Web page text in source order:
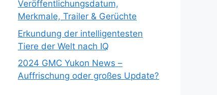
Veröffentlichungsdatum,
Merkmale, Trailer & Gerüchte
Erkundung der intelligentesten
Tiere der Welt nach IQ
2024 GMC Yukon News –
Auffrischung oder großes Update?